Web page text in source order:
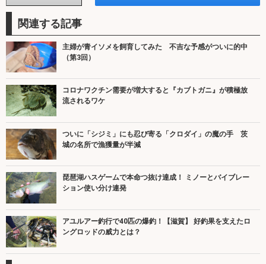
関連する記事
主婦が青イソメを飼育してみた 不吉な予感がついに的中
（第3回）
コロナワクチン需要が増大すると『カブトガニ』が積極放
流されるワケ
ついに「シジミ」にも忍び寄る「クロダイ」の魔の手 茨
城の名所で漁獲量が半減
琵琶湖ハスゲームで本命つ抜け達成！ ミノーとバイブレー
ション使い分け連発
アユルアー釣行で40匹の爆釣！【滋賀】 好釣果を支えたロ
ングロッドの威力とは？